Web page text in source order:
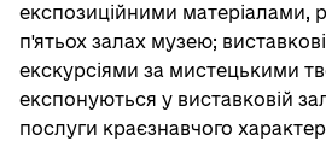
експозиційними матеріалами,
п'ятьох залах музею;
екскурсіями за мистецькими
експонуються у виставковій
послуги краєзнавчого